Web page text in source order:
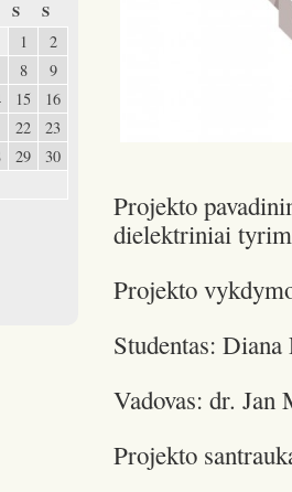
Projekto
dielektriniai
Projekto
Studentas: Diana
Vadovas: dr. Jan
Projekto
S S
1
2
8
9
15
16
22
23
29
30